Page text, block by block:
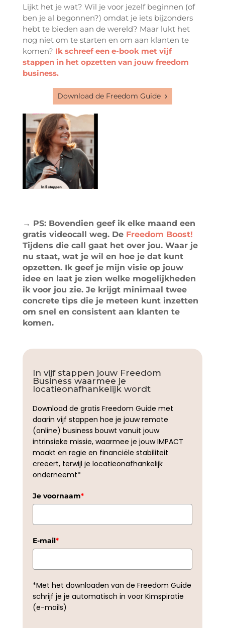
Lijkt het je wat? Wil je voor jezelf beginnen (of
ben je al begonnen?) omdat je iets bijzonders
hebt te bieden aan de wereld? Maar lukt het
nog niet om te starten en om aan klanten te
komen? Ik schreef een e-book met vijf
stappen in het opzetten van jouw freedom
business.
Download de Freedom Guide
→ PS: Bovendien geef ik elke maand een
gratis videocall weg. DeFreedom Boost!
Tijdens die call gaat het over jou. Waar je
nu staat, wat je wil en hoe je dat kunt
opzetten. Ik geef je mijn visie op jouw
idee en laat je zien welke mogelijkheden
ik voor jou zie. Je krijgt minimaal twee
concrete tips die je meteen kunt inzetten
om snel en consistent aan klanten te
komen.
In vijf stappen jouw Freedom
Business waarmee je
locatieonafhankelijk wordt
Download de gratis Freedom Guide met
daarin vijf stappen hoe je jouw remote
(online) business bouwt vanuit jouw
intrinsieke missie, waarmee je jouw IMPACT
maakt en regie en financiële stabiliteit
creëert, terwijl je locatieonafhankelijk
onderneemt*
Je voornaam*
E-mail*
*Met het downloaden van de Freedom Guide
schrijf je je automatisch in voor Kimspiratie
(e-mails)